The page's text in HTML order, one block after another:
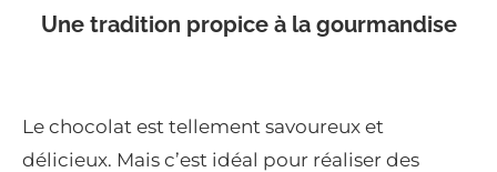
Une tradition propice à la gourmandise
Le chocolat est tellement savoureux et
délicieux. Mais c’est idéal pour réaliser des